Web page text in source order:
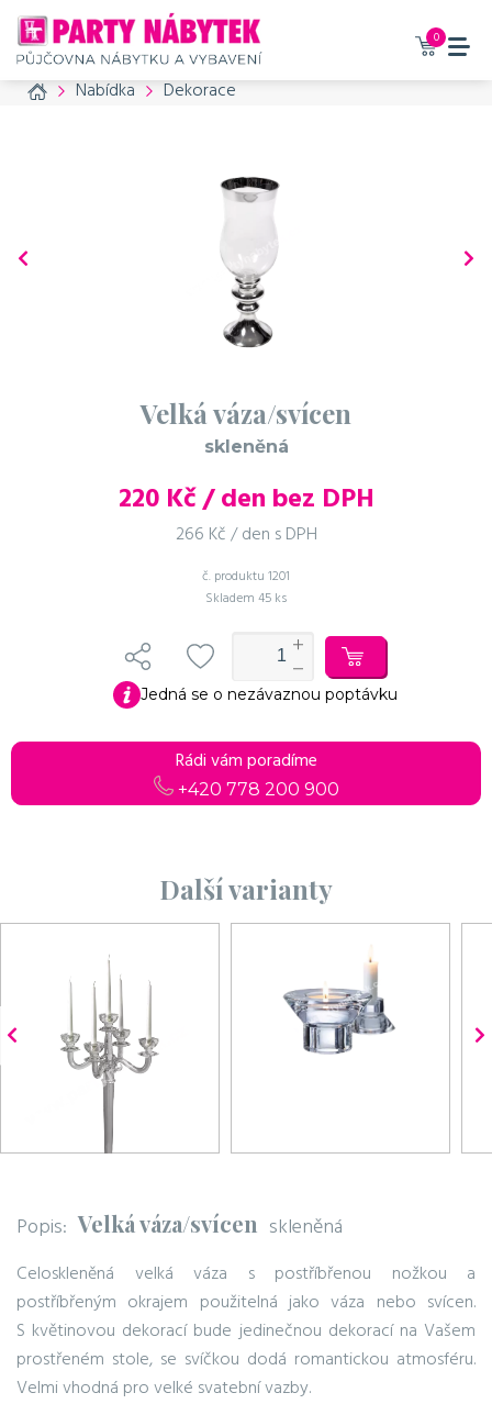
0
Home Nabídka Dekorace
Velká váza/svícen
skleněná
220Kč / den bez DPH
266 Kč / den s DPH
č. produktu 1201
Skladem 45 ks
Jedná se o nezávaznou poptávku
Rádi vám poradíme
+420 778 200 900
Další varianty
Popis: Velká váza/svícen skleněná
Celoskleněná velká váza s postříbřenou nožkou a
postříbřeným okrajem použitelná jako váza nebo svícen.
S květinovou dekorací bude jedinečnou dekorací na Vašem
prostřeném stole, se svíčkou dodá romantickou atmosféru.
Velmi vhodná pro velké svatební vazby.